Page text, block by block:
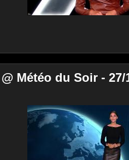
Météo du Soir - 27/